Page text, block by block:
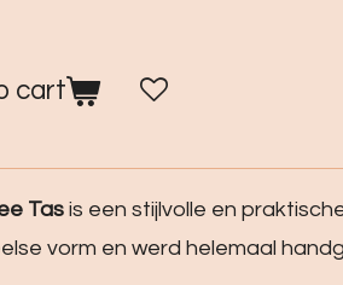
cart
Tas is een stijlvolle en
vorm en werd helemaal